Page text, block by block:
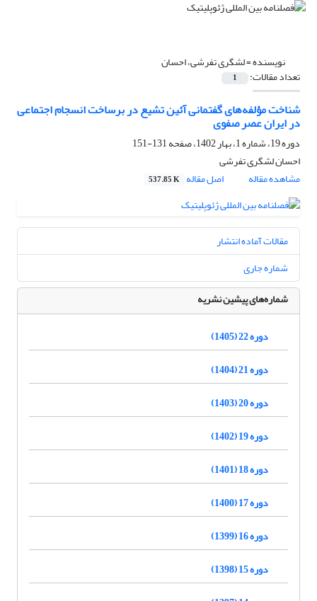
نویسنده =لشگری تفرشی، احسان
تعداد مقالات: 1
شناخت مؤلفه‌های گفتمانی آئین تشیع در برساخت انسجام اجتماعی
در ایران عصر صفوی
دوره 19، شماره 1، بهار 1402، صفحه
131-151
احسان لشگری تفرشی
مشاهده مقاله
اصل مقاله 537.85 K
مقالات آماده انتشار
شماره جاری
شماره‌های پیشین نشریه
دوره 22 (1405)
دوره 21 (1404)
دوره 20 (1403)
دوره 19 (1402)
دوره 18 (1401)
دوره 17 (1400)
دوره 16 (1399)
دوره 15 (1398)